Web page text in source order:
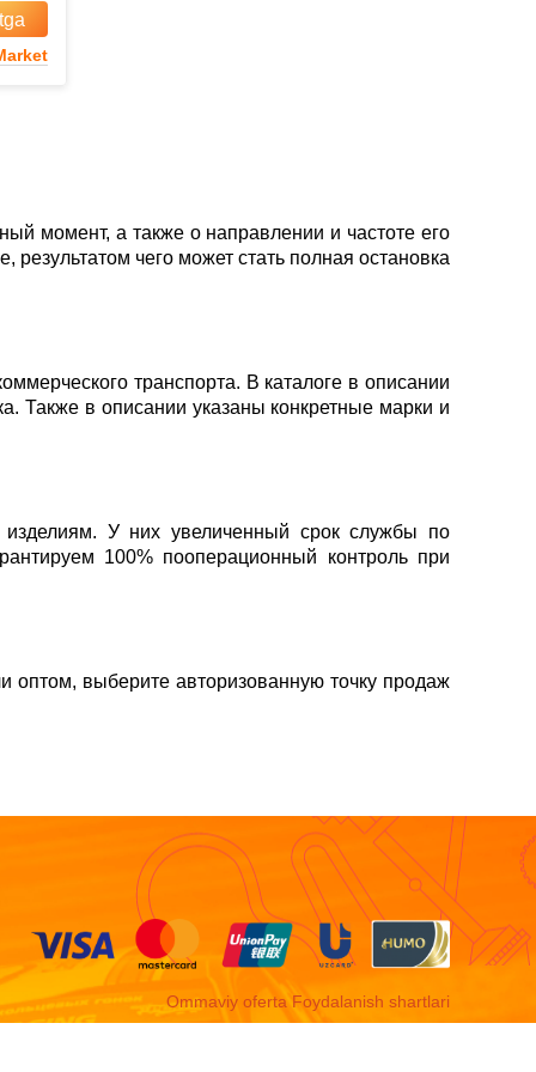
момент, а также о направлении и частоте его
чего может стать полная остановка
транспорта. В каталоге в описании
Также в описании указаны конкретные марки и
У них увеличенный срок службы по
100% пооперационный контроль при
оптом, выберите авторизованную точку продаж
Ommaviy oferta Foydalanish shartlari